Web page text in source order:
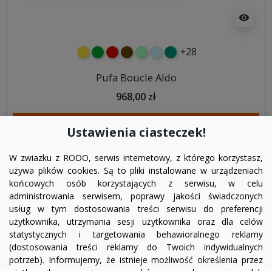
visibility
żółtyzielonyczerwony
czekoladowy
miętowybłękitny
turkusowy
+28
Pufa Boucle Aldo
968,00 zł
FacebookYouTubePinterest
Ustawienia ciasteczek!
W zwiazku z RODO, serwis internetowy, z którego korzystasz,
używa plików cookies. Są to pliki instalowane w urządzeniach
końcowych osób korzystających z serwisu, w celu
administrowania serwisem, poprawy jakości świadczonych
usług w tym dostosowania treści serwisu do preferencji
użytkownika, utrzymania sesji użytkownika oraz dla celów
statystycznych i targetowania behawioralnego reklamy
(dostosowania treści reklamy do Twoich indywidualnych
potrzeb). Informujemy, że istnieje możliwość określenia przez